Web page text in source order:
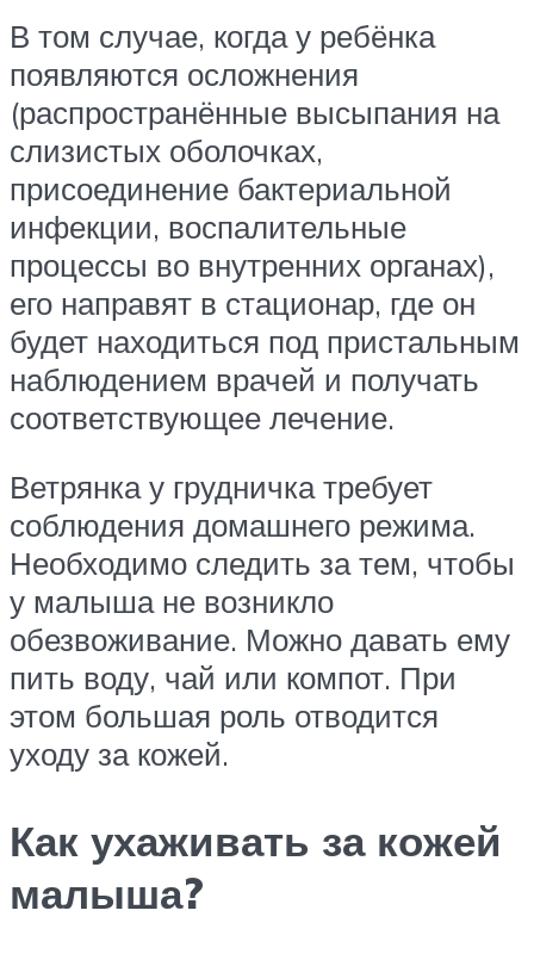
В том случае, когда у ребёнка
появляются осложнения
(распространённые высыпания на
слизистых оболочках,
присоединение бактериальной
инфекции, воспалительные
процессы во внутренних органах),
его направят в стационар, где он
будет находиться под пристальным
наблюдением врачей и получать
соответствующее лечение.
Ветрянка у грудничка требует
соблюдения домашнего режима.
Необходимо следить за тем, чтобы
у малыша не возникло
обезвоживание. Можно давать ему
пить воду, чай или компот. При
этом большая роль отводится
уходу за кожей.
Как ухаживать за кожей
малыша?